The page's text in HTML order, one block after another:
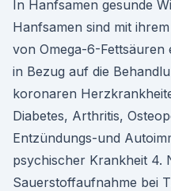
In Hanfsamen gesunde
Hanfsamen sind mit
von Omega-6-Fettsäuren
in Bezug auf die
koronaren
Diabetes, Arthritis,
Entzündungs-und
psychischer Krankheit 4.
Sauerstoffaufnahme bei